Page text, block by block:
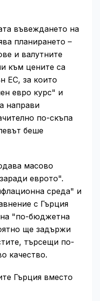
въвеждането на
планирането –
и валутните
към цените са
ЕС, за които
евро курс" и
направи
по-скъпа
беше
масово
еврото".
среда" и
с Гърция
на "по-бюджетна
ще задържи
търсещи по-
качество.
Гърция вместо